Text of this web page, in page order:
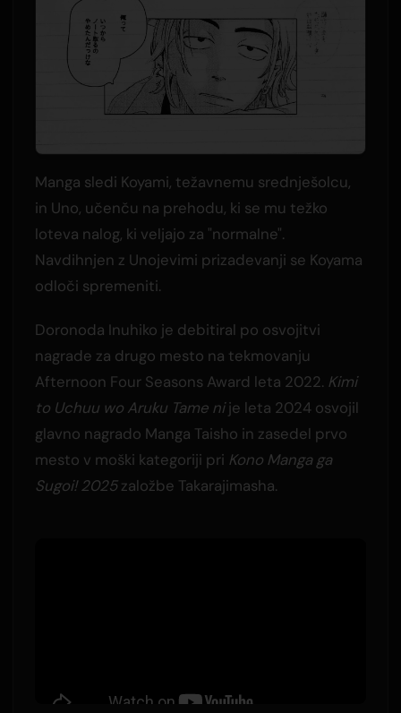
Manga sledi Koyami, težavnemu srednješolcu,
in Uno, učenču na prehodu, ki se mu težko
loteva nalog, ki veljajo za "normalne".
Navdihnjen z Unojevimi prizadevanji se Koyama
odloči spremeniti.
Doronoda Inuhiko je debitiral po osvojitvi
nagrade za drugo mesto na tekmovanju
Afternoon Four Seasons Award leta 2022. Kimi
to Uchuu wo Aruku Tame nije leta 2024 osvojil
glavno nagrado Manga Taisho in zasedel prvo
mesto v moški kategoriji pri Kono Manga ga
Sugoi! 2025založbe Takarajimasha.